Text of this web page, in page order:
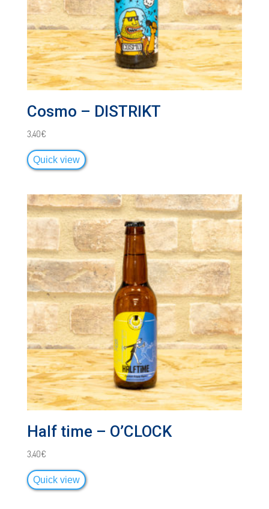
Cosmo – DISTRIKT
3,40€
Quick view
Half time – O’CLOCK
3,40€
Quick view